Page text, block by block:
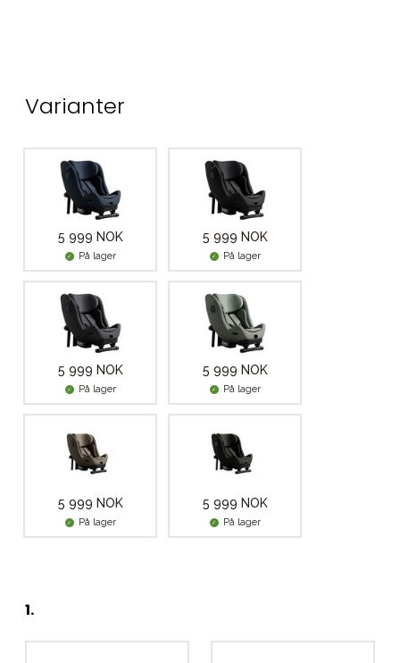
Varianter
5 999 NOK
På lager
5 999 NOK
På lager
5 999 NOK
På lager
5 999 NOK
På lager
5 999 NOK
På lager
5 999 NOK
På lager
1.